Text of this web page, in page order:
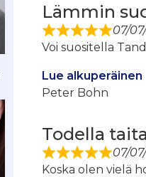
Lämmin
07/
Voi suositella
Lue alkuperäinen
Peter Bohn
Todella
07/
Koska olen vielä